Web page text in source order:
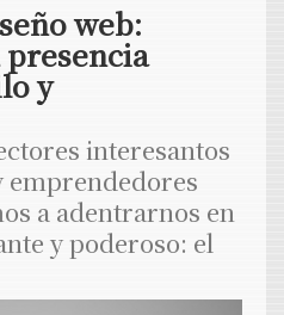
web:
y
interesantos
emprendedores
a adentrarnos en
y poderoso: el